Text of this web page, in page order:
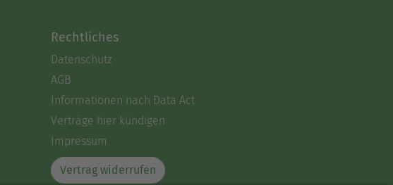
Rechtliches
Datenschutz
AGB
Informationen nach Data Act
Verträge hier kündigen
Impressum
Vertrag widerrufen